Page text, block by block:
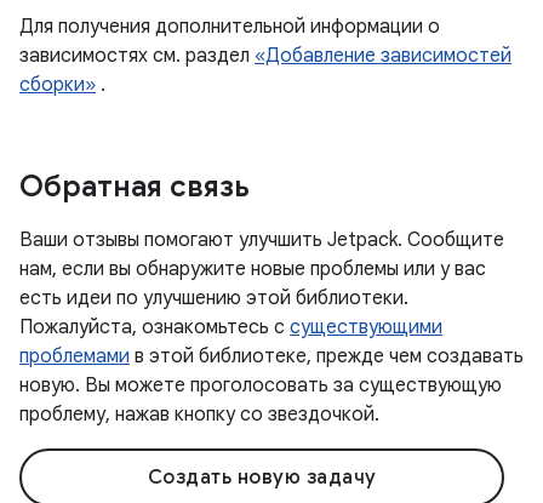
Для получения дополнительной информации о
зависимостях см. раздел «Добавление зависимостей
сборки» .
Обратная связь
Ваши отзывы помогают улучшить Jetpack. Сообщите
нам, если вы обнаружите новые проблемы или у вас
есть идеи по улучшению этой библиотеки.
Пожалуйста, ознакомьтесь с существующими
проблемами в этой библиотеке, прежде чем создавать
новую. Вы можете проголосовать за существующую
проблему, нажав кнопку со звездочкой.
Создать новую задачу